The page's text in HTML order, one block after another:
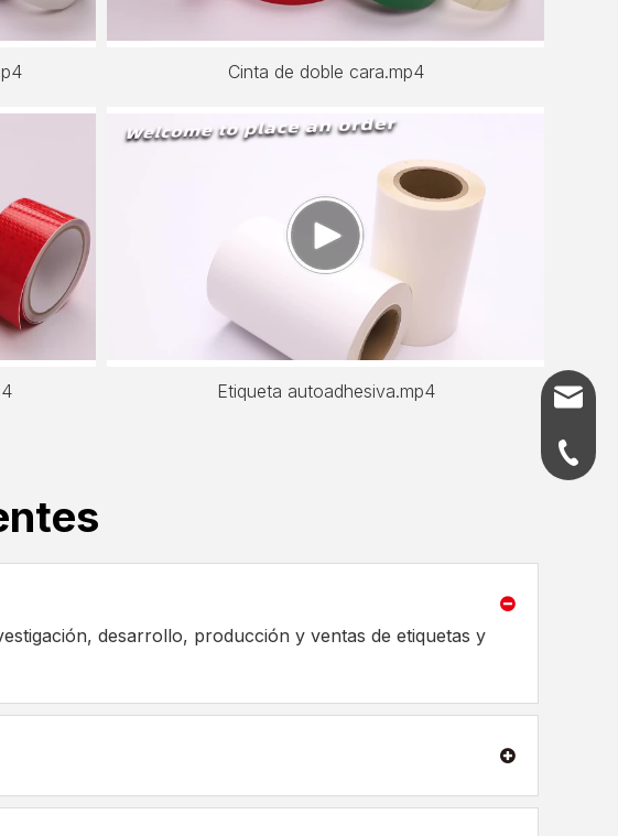
Cinta de doble cara.mp4
Etiqueta autoadhesiva.mp4
desarrollo, producción y ventas de etiquetas y
+86-